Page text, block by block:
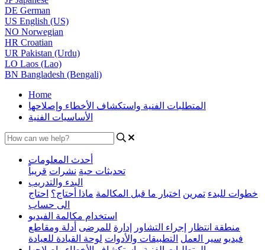
DE German
US English (US)
NO Norwegian
HR Croatian
UR Pakistan (Urdu)
LO Laos (Lao)
BN Bangladesh (Bengali)
Home
المتطلبات الفنية واستكشاف الأخطاء وإصلاحها
الأساسيات الفنية
أحدث المعلومات
تحديثات حية نشرات قريباً
البدء والتدريب
خطوات للبدء تمرين اختبار ما قبل المكالمة ماذا أحتاج؟ احتاج
الى حساب
استخدام مكالمة الفيديو
منطقة انتظار
إجراء التشاور إدارة للمرضى أدلة ومقاطع
فيديو سير العمل التطبيقات والأدوات لوحة القيادة للعيادة